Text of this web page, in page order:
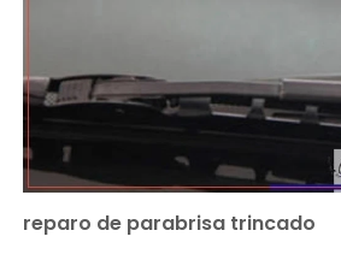
reparo de parabrisa trincado